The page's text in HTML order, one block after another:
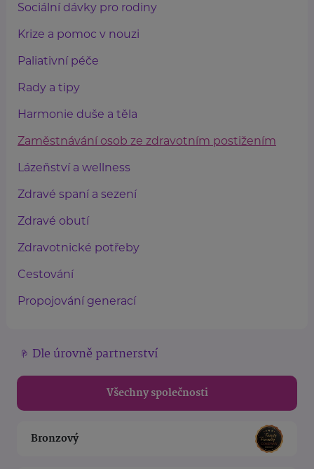
Sociální dávky pro rodiny
Krize a pomoc v nouzi
Paliativní péče
Rady a tipy
Harmonie duše a těla
Zaměstnávání osob ze zdravotním postižením
Lázeňství a wellness
Zdravé spaní a sezení
Zdravé obutí
Zdravotnické potřeby
Cestování
Propojování generací
Dle úrovně partnerství
Všechny společnosti
Bronzový